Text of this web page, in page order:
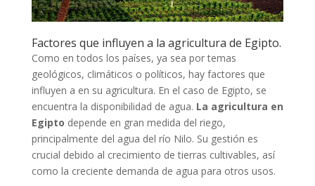
Factores que influyen a la agricultura de Egipto.
Como en todos los países, ya sea por temas
geológicos, climáticos o políticos, hay factores que
influyen a en su agricultura. En el caso de Egipto, se
encuentra la disponibilidad de agua. La agricultura en
Egipto depende en gran medida del riego,
principalmente del agua del río Nilo. Su gestión es
crucial debido al crecimiento de tierras cultivables, así
como la creciente demanda de agua para otros usos.